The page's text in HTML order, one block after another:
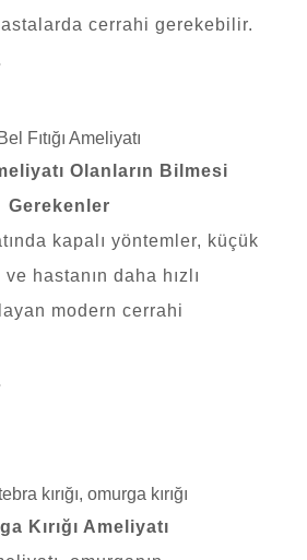
cerrahi gerekebilir.
Olanların Bilmesi
Gerekenler
kapalı yöntemler, küçük
hastanın daha hızlı
modern cerrahi
Kırığı Ameliyatı